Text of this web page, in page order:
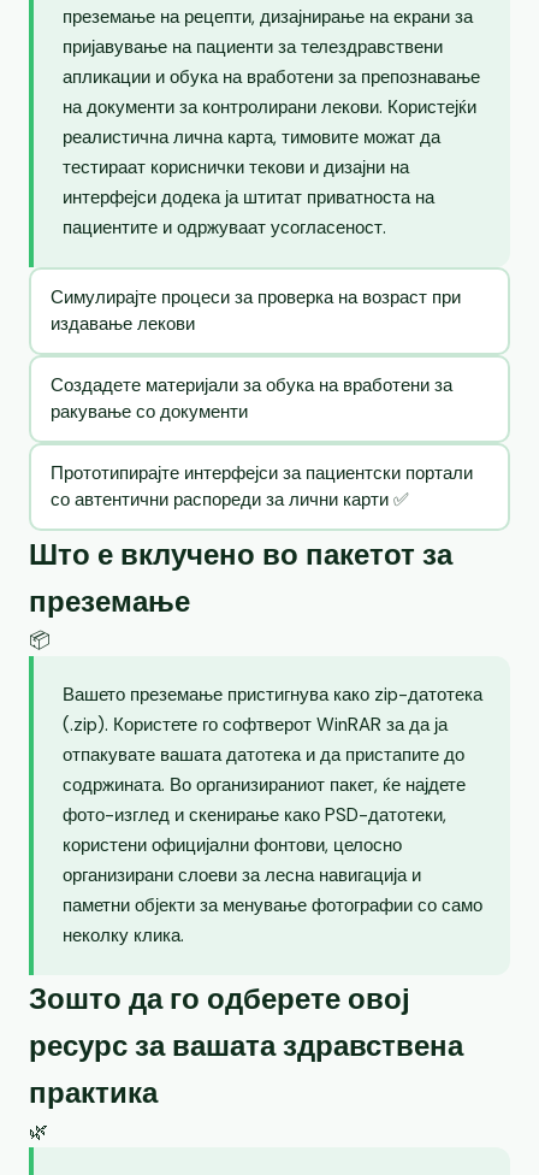
преземање на рецепти, дизајнирање на екрани за
пријавување на пациенти за телездравствени
апликации и обука на вработени за препознавање
на документи за контролирани лекови. Користејќи
реалистична лична карта, тимовите можат да
тестираат кориснички текови и дизајни на
интерфејси додека ја штитат приватноста на
пациентите и одржуваат усогласеност.
Симулирајте процеси за проверка на возраст при
издавање лекови
Создадете материјали за обука на вработени за
ракување со документи
Прототипирајте интерфејси за пациентски портали
со автентични распореди за лични карти ✅
Што е вклучено во пакетот за
преземање
📦
Вашето преземање пристигнува како zip-датотека
(.zip). Користете го софтверот WinRAR за да ја
отпакувате вашата датотека и да пристапите до
содржината. Во организираниот пакет, ќе најдете
фото-изглед и скенирање како PSD-датотеки,
користени официјални фонтови, целосно
организирани слоеви за лесна навигација и
паметни објекти за менување фотографии со само
неколку клика.
Зошто да го одберете овој
ресурс за вашата здравствена
практика
🌿